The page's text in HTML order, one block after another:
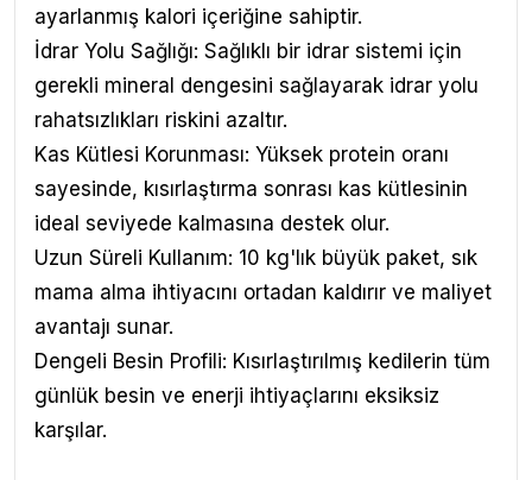
ayarlanmış kalori içeriğine sahiptir.
İdrar Yolu Sağlığı: Sağlıklı bir idrar sistemi için
gerekli mineral dengesini sağlayarak idrar yolu
rahatsızlıkları riskini azaltır.
Kas Kütlesi Korunması: Yüksek protein oranı
sayesinde, kısırlaştırma sonrası kas kütlesinin
ideal seviyede kalmasına destek olur.
Uzun Süreli Kullanım: 10 kg'lık büyük paket, sık
mama alma ihtiyacını ortadan kaldırır ve maliyet
avantajı sunar.
Dengeli Besin Profili: Kısırlaştırılmış kedilerin tüm
günlük besin ve enerji ihtiyaçlarını eksiksiz
karşılar.